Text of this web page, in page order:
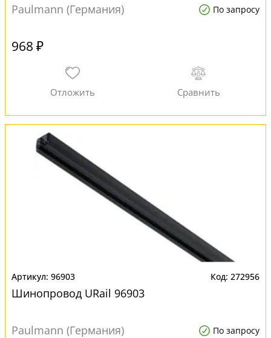
Paulmann (Германия) По запросу
968 ₽
96903 272956
Шинопровод URail 96903
Paulmann (Германия) По запросу